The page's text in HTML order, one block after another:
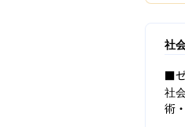
社
■
社
術